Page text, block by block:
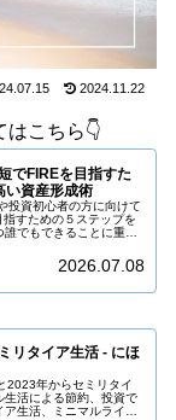
2024.11.22
こちら👇️
でFIREを目指すた
い資産形成術
投資初心者の方に向けて
すための５ステップを
でもできることに重点
2026.07.08
リタイア生活 - にほ
2023年からセミリタイ
生活による節約、投資で
生活、ミニマルライ